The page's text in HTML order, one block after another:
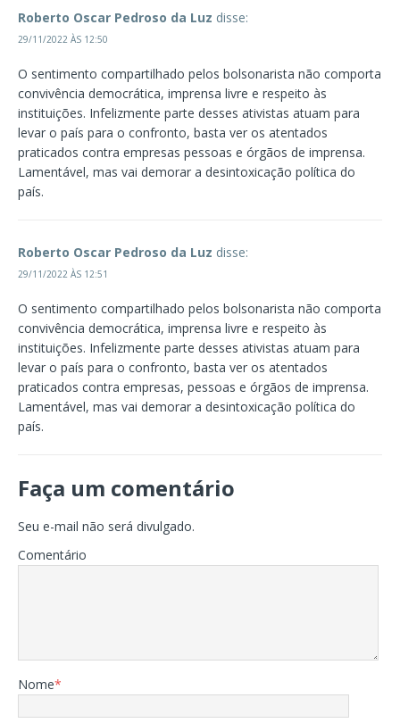
Roberto Oscar Pedroso da Luz disse:
29/11/2022 ÀS 12:50
O sentimento compartilhado pelos bolsonarista não comporta
convivência democrática, imprensa livre e respeito às
instituições. Infelizmente parte desses ativistas atuam para
levar o país para o confronto, basta ver os atentados
praticados contra empresas pessoas e órgãos de imprensa.
Lamentável, mas vai demorar a desintoxicação política do
país.
Roberto Oscar Pedroso da Luz disse:
29/11/2022 ÀS 12:51
O sentimento compartilhado pelos bolsonarista não comporta
convivência democrática, imprensa livre e respeito às
instituições. Infelizmente parte desses ativistas atuam para
levar o país para o confronto, basta ver os atentados
praticados contra empresas, pessoas e órgãos de imprensa.
Lamentável, mas vai demorar a desintoxicação política do
país.
Faça um comentário
Seu e-mail não será divulgado.
Comentário
Nome*